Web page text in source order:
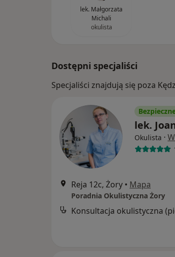
lek. Małgorzata
Michali
okulista
Dostępni specjaliści
Specjaliści znajdują się poza
lek.
Okulista ·
Reja 12c, Żory • Mapa
Poradnia Okulistyczna Żory